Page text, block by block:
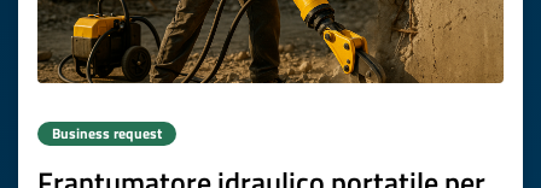
Business request